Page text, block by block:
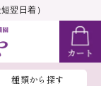
翌日着）
種類から探す